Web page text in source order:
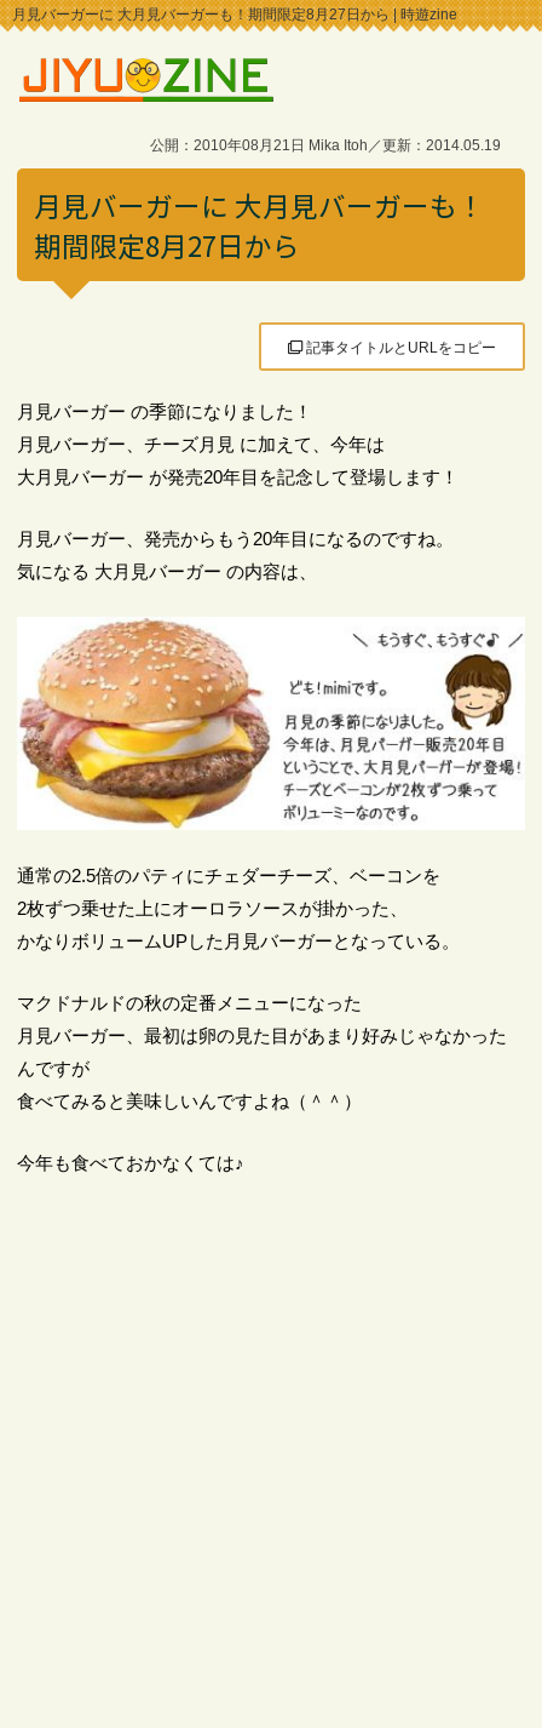
月見バーガーに 大月見バーガーも！期間限定8月27日から | 時遊zine
公開：2010年08月21日 Mika Itoh／更新：2014.05.19
月見バーガーに 大月見バーガーも！
期間限定8月27日から
記事タイトルとURLをコピー
月見バーガー の季節になりました！
月見バーガー、チーズ月見 に加えて、今年は
大月見バーガー が発売20年目を記念して登場します！
月見バーガー、発売からもう20年目になるのですね。
気になる 大月見バーガー の内容は、
通常の2.5倍のパティにチェダーチーズ、ベーコンを
2枚ずつ乗せた上にオーロラソースが掛かった、
かなりボリュームUPした月見バーガーとなっている。
マクドナルドの秋の定番メニューになった
月見バーガー、最初は卵の見た目があまり好みじゃなかった
んですが
食べてみると美味しいんですよね（＾＾）
今年も食べておかなくては♪